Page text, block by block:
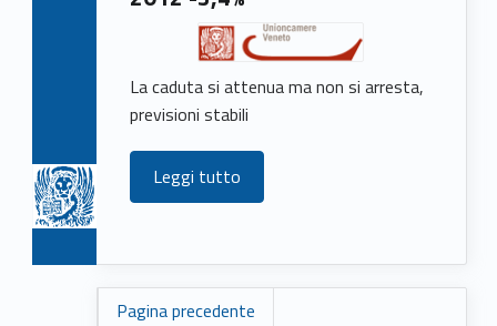
La caduta si attenua ma non si arresta,
previsioni stabili
Leggi tutto
Pagina precedente